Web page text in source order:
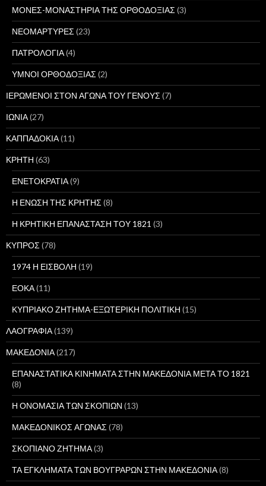
ΜΟΝΕΣ-ΜΟΝΑΣΤΗΡΙΑ ΤΗΣ ΟΡΘΟΔΟΞΙΑΣ (3)
ΝΕΟΜΑΡΤΥΡΕΣ (23)
ΠΑΤΡΟΛΟΓΙΑ(4)
ΥΜΝΟΙ ΟΡΘΟΔΟΞΙΑΣ (2)
ΙΕΡΩΜΕΝΟΙ ΣΤΟΝ ΑΓΩΝΑ ΤΟΥ ΓΕΝΟΥΣ (7)
ΙΩΝΙΑ(27)
ΚΑΠΠΑΔΟΚΙΑ(11)
ΚΡΗΤΗ (63)
ΕΝΕΤΟΚΡΑΤΙΑ(9)
Η ΕΝΩΣΗ ΤΗΣ ΚΡΗΤΗΣ (8)
Η ΚΡΗΤΙΚΗ ΕΠΑΝΑΣΤΑΣΗ ΤΟΥ 1821 (3)
ΚΥΠΡΟΣ (78)
1974 Η ΕΙΣΒΟΛΗ (19)
ΕΟΚΑ(11)
ΚΥΠΡΙΑΚΟ ΖΗΤΗΜΑ-ΕΞΩΤΕΡΙΚΗ ΠΟΛΙΤΙΚΗ (15)
ΛΑΟΓΡΑΦΙΑ(139)
ΜΑΚΕΔΟΝΙΑ(217)
ΕΠΑΝΑΣΤΑΤΙΚΑ ΚΙΝΗΜΑΤΑ ΣΤΗΝ ΜΑΚΕΔΟΝΙΑ ΜΕΤΑ ΤΟ 1821
(8)
Η ΟΝΟΜΑΣΙΑ ΤΩΝ ΣΚΟΠΙΩΝ (13)
ΜΑΚΕΔΟΝΙΚΟΣ ΑΓΩΝΑΣ (78)
ΣΚΟΠΙΑΝΟ ΖΗΤΗΜΑ(3)
ΤΑ ΕΓΚΛΗΜΑΤΑ ΤΩΝ ΒΟΥΓΡΑΡΩΝ ΣΤΗΝ ΜΑΚΕΔΟΝΙΑ(8)